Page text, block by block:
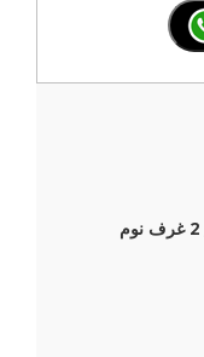
2 غرف نوم